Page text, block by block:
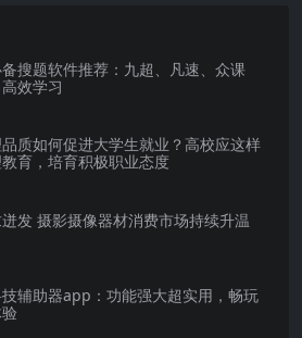
搜题软件推荐：九超、凡速、众课
效学习
质如何促进大学生就业？高校应这样
育，培育积极职业态度
发 摄影摄像器材消费市场持续升温
辅助器app：功能强大超实用，畅玩